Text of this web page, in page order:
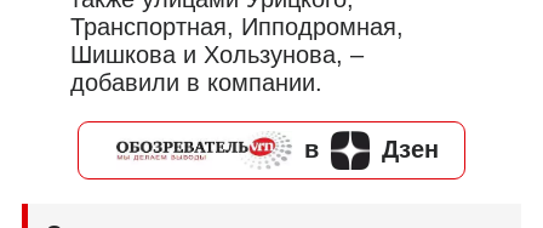
Транспортная, Ипподромная,
Шишкова и Хользунова, –
добавили в компании.
в Дзен